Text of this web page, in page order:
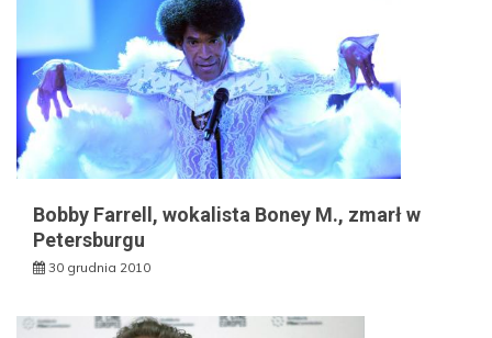
Bobby Farrell, wokalista Boney M., zmarł w
Petersburgu
30 grudnia 2010